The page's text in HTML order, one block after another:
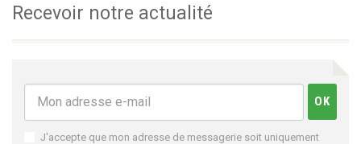
Recevoir notre actualité
J'accepte que mon adresse de messagerie soit uniquement